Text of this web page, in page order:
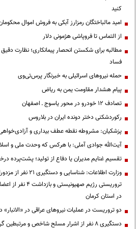
کنید
امید مالباختگان رمزارز آبکی به فروش اموال
از التماس تا فروپاشی هژمونی دلار
مطالبه برای شکستن انحصار پیمانکاری؛ نظارت دقیق
فساد
حمله نیروهای اسرائیلی به خبرنگار پرس‌تی‌وی
پیام هشدار مقاومت یمن به ریاض
تصادف ۱۲ خودرو در محور یاسوج ـ اصفهان
رکوردشکنی دختر دونده ایران در بلاروس
پزشکیان: مشروطه نقطه عطف بیداری و
آیت‌الله جوادی آملی: با هرکس که وحدت ملی و
تقسیم غنایم مدیران یا دفاع از تولید؛ پشت‌پرده
وزارت اطلاعات:
تروریستی رژیم
در استان کرمان
دو تروریست در عملیات نیروهای عراقی در
دستگیری ۸ نفر از اشرار مسلح شاخص و مرتبطین گروهک‌های تروریستی